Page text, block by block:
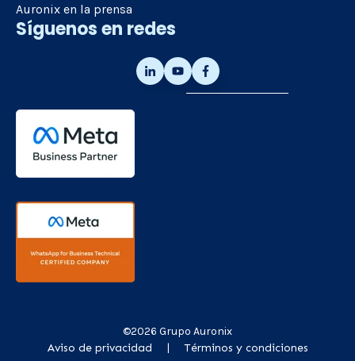
Auronix en la prensa
Síguenos en redes
©2026 Grupo Auronix
Aviso de privacidad
Términos y condiciones